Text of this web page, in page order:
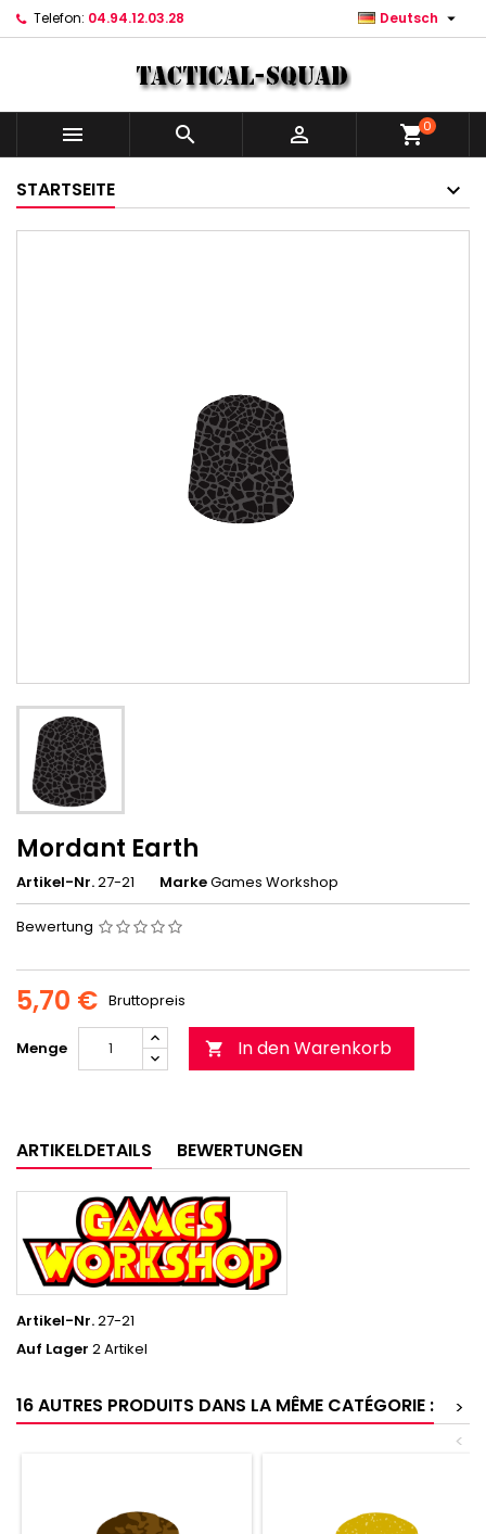
Telefon: 04.94.12.03.28 Deutsch 
   shopping_cart0
STARTSEITE
Mordant Earth
Artikel-Nr.27-21 MarkeGames Workshop
Bewertung
5,70 € Bruttopreis
Menge  In den Warenkorb
ARTIKELDETAILS BEWERTUNGEN
Artikel-Nr.27-21
Auf Lager 2 Artikel
16 AUTRES PRODUITS DANS LA MÊME CATÉGORIE :
>
<